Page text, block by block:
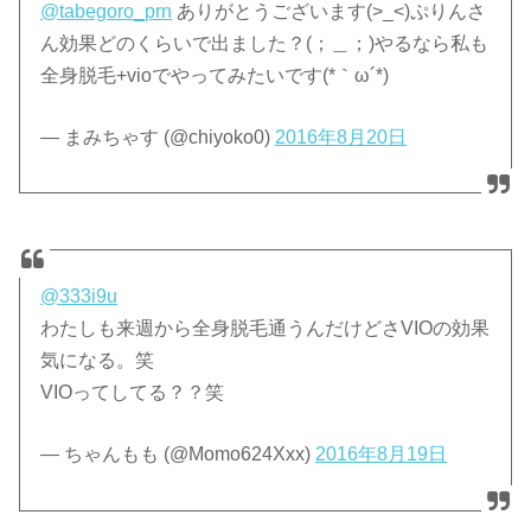
@tabegoro_prn ありがとうございます(>_<)ぷりんさ
ん効果どのくらいで出ました？(；＿；)やるなら私も
全身脱毛+vioでやってみたいです(*｀ω´*)
— まみちゃす (@chiyoko0) 2016年8月20日
@333i9u
わたしも来週から全身脱毛通うんだけどさVIOの効果
気になる。笑
VIOってしてる？？笑
— ちゃんもも (@Momo624Xxx) 2016年8月19日